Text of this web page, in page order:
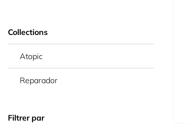
Collections
Atopic
Reparador
Filtrer par